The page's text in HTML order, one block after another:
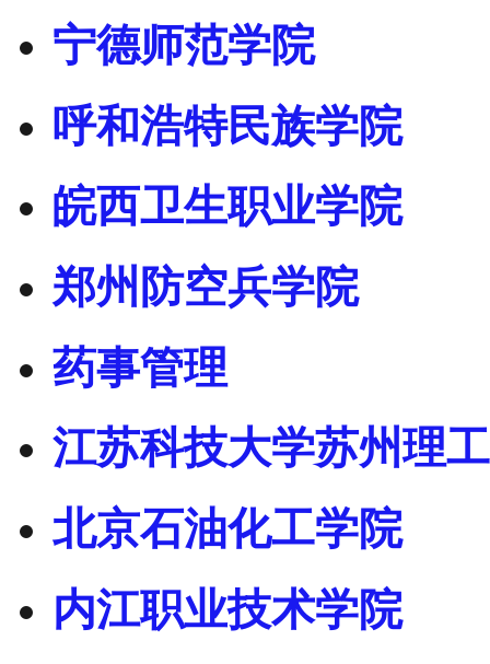
宁德师范学院
呼和浩特民族学院
皖西卫生职业学院
郑州防空兵学院
药事管理
江苏科技大学苏州理
北京石油化工学院
内江职业技术学院